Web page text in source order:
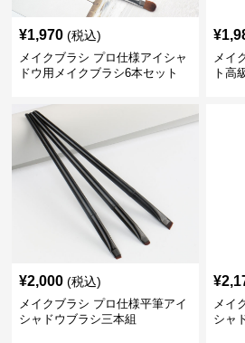
¥1,970 (税込)
メイクブラシ プロ仕様アイシャ
ドウ用メイクブラシ6本セット
¥
メイ
ト高
¥2,000 (税込)
メイクブラシ プロ仕様平筆アイ
シャドウブラシ三本組
¥
メイ
シャ